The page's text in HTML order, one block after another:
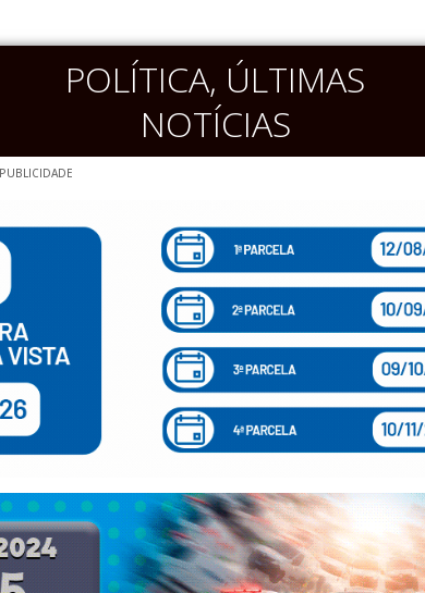
POLÍTICA, ÚLTIMAS
NOTÍCIAS
PUBLICIDADE